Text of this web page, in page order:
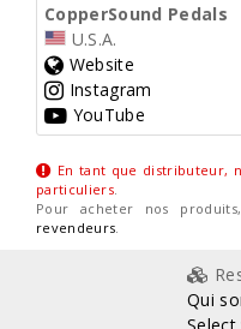
CopperSound Pedals
U.S.A.
Website
Instagram
YouTube
En tant que distributeur,
particuliers
Pour acheter nos
revendeurs
Qui